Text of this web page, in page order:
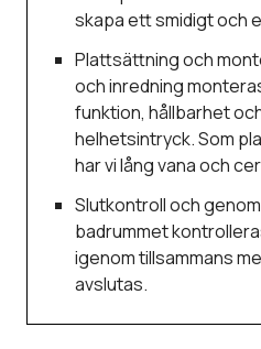
skapa ett smidigt och
Plattsättning och
och inredning
funktion, hållbarhet
helhetsintryck. Som
har vi lång vana och
Slutkontroll och
badrummet
igenom tillsammans
avslutas.